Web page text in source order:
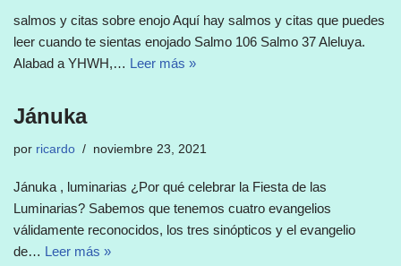
salmos y citas sobre enojo Aquí hay salmos y citas que puedes
leer cuando te sientas enojado Salmo 106 Salmo 37 Aleluya.
Alabad a YHWH,… Leer más »
Jánuka
por ricardo noviembre 23, 2021
Jánuka , luminarias ¿Por qué celebrar la Fiesta de las
Luminarias? Sabemos que tenemos cuatro evangelios
válidamente reconocidos, los tres sinópticos y el evangelio
de… Leer más »